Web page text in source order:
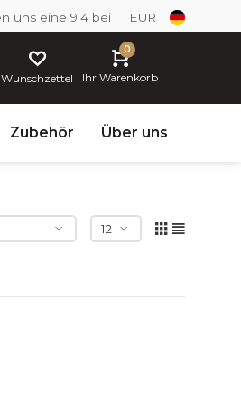
uns eine 9.4 bei EUR
Wunschzettel
0
Ihr Warenkorb
Zubehör Über uns